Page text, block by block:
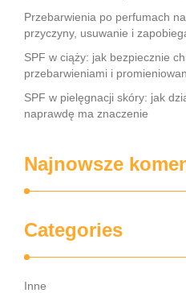
Przebarwienia po perfumach
przyczyny, usuwanie i
SPF w ciąży: jak bezpiecznie
przebarwieniami i
SPF w pielęgnacji skóry: jak
naprawdę ma znaczenie
Najnowsze
Categories
Inne